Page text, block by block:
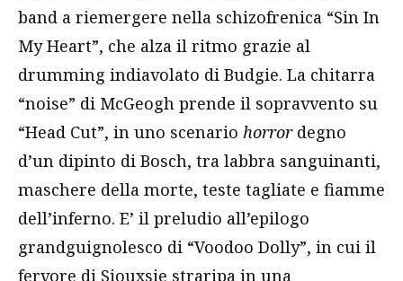
band a riemergere nella schizofrenica “Sin In
My Heart”, che alza il ritmo grazie al
drumming indiavolato di Budgie. La chitarra
“noise” di McGeogh prende il sopravvento su
“Head Cut”, in uno scenario horrordegno
d’un dipinto di Bosch, tra labbra sanguinanti,
maschere della morte, teste tagliate e fiamme
dell’inferno. E’ il preludio all’epilogo
grandguignolesco di “Voodoo Dolly”, in cui il
fervore di Siouxsie straripa in una